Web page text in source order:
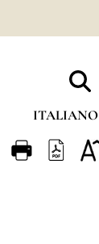
ITALIANO
FRANÇAIS